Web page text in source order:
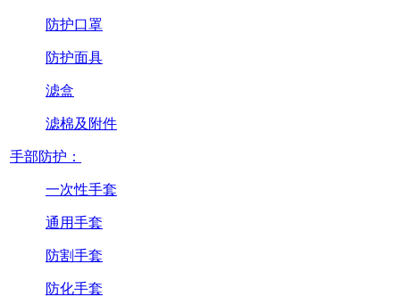
防护口罩
防护面具
滤盒
滤棉及附件
手部防护：
一次性手套
通用手套
防割手套
防化手套